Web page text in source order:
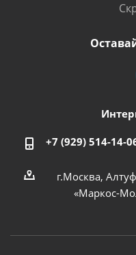
+7 (929) 514-14-
г.Москва,
«Маркос-